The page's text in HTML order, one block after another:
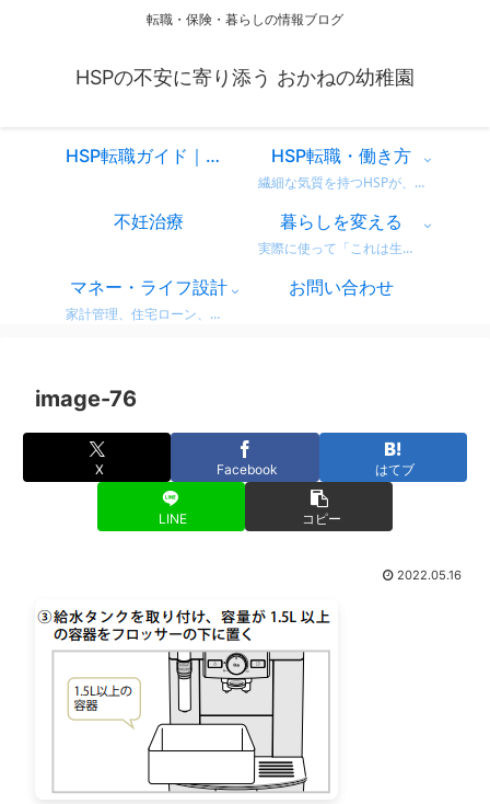
転職・保険・暮らしの情報ブログ
HSPの不安に寄り添う おかねの幼稚園
HSP転職ガイド｜仕事を変えるべきか迷ったときに読む、共感と気づきのスタートページ HSP転職・働き方
繊細な気質を持つHSPが、自分に合った働き方を見つけるための情報をまとめています。 営業職での転職体験談や、向いている仕事・避けたい職場の特徴など、リアルな視点からお届け。 「もう我慢しない」働き方を一緒に考えてみませんか？
不妊治療 暮らしを変える
実際に使って「これは生活が変わった！」と感じた商品・サービスのレビューをまとめています。 デロンギのコーヒーマシンやドラム式洗濯機など、日常がちょっと豊かになるリアルな使用感をお届け。 迷っている方の参考になればうれしいです。
マネー・ライフ設計
家計管理、住宅ローン、保険、ふるさと納税など、暮らしのお金にまつわる情報をわかりやすく解説。 無理せず・不安なく、将来に備えるためのヒントをまとめています。 どれも実体験をベースに、生活者目線で書いています。
お問い合わせ
image-76
X Facebook はてブ
LINE コピー
2022.05.16